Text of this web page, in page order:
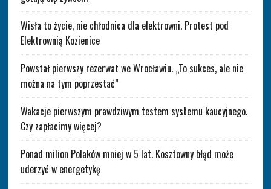
Wisła to życie, nie chłodnica dla elektrowni. Protest pod
Elektrownią Kozienice
Powstał pierwszy rezerwat we Wrocławiu. „To sukces, ale nie
można na tym poprzestać”
Wakacje pierwszym prawdziwym testem systemu kaucyjnego.
Czy zapłacimy więcej?
Ponad milion Polaków mniej w 5 lat. Kosztowny błąd może
uderzyć w energetykę